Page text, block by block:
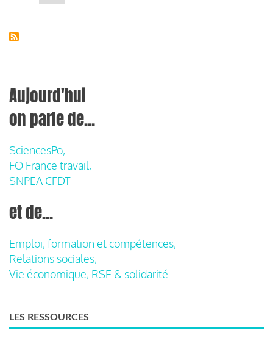
Aujourd'hui
on parle de...
SciencesPo,
FO France travail,
SNPEA CFDT
et de...
Emploi, formation et compétences,
Relations sociales,
Vie économique, RSE & solidarité
LES RESSOURCES